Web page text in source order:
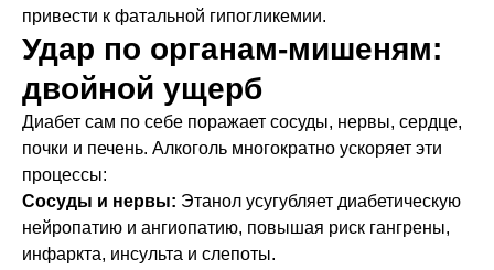
привести к фатальной гипогликемии.
Удар по органам-мишеням:
двойной ущерб
Диабет сам по себе поражает сосуды, нервы, сердце,
почки и печень. Алкоголь многократно ускоряет эти
процессы:
Сосуды и нервы: Этанол усугубляет диабетическую
нейропатию и ангиопатию, повышая риск гангрены,
инфаркта, инсульта и слепоты.